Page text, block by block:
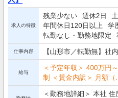
求人の特徴
残業少ない 週休2日
年間休日120日以上
学
転勤なし・勤務地限定
仕事内容 【山形市／転勤無】社
給与
＜予定年収＞ 400万円
制 ＜賃金内訳＞ 月額（...
＜勤務地詳細＞ 本社